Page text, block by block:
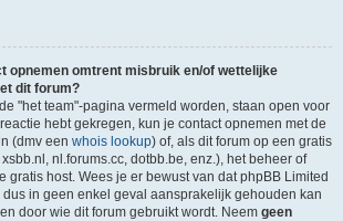
opnemen omtrent misbruik en/of wettelijke
dit forum?
"het team"-pagina vermeld worden, staan open voor
hebt gekregen, kun je contact opnemen met de
(dmv een whois lookup) of, als dit forum op een gratis
nl.forums.cc, dotbb.be, enz.), het beheer of
gratis host. Wees je er bewust van dat phpBB Limited
dus in geen enkel geval aansprakelijk gehouden kan
door wie dit forum gebruikt wordt. Neem geen